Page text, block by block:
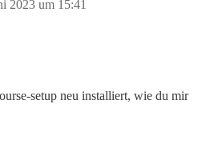
2023 um 15:41
setup neu installiert, wie du mir